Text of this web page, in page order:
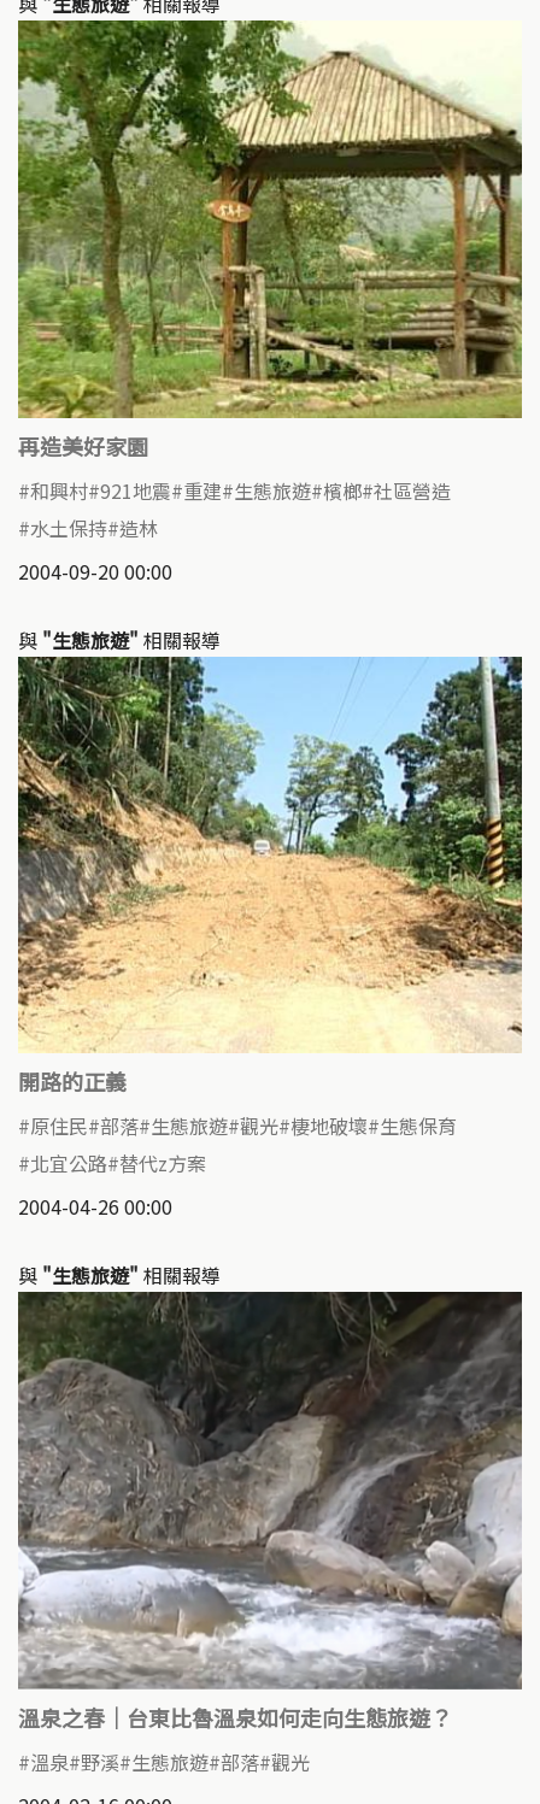
再造美好家園
和興村 921地震 重建 生態旅遊 檳榔 社區營造
水土保持 造林
2004-09-20 00:00
與 "生態旅遊" 相關報導
開路的正義
原住民 部落 生態旅遊 觀光 棲地破壞 生態保育
北宜公路 替代z方案
2004-04-26 00:00
與 "生態旅遊" 相關報導
溫泉之春｜台東比魯溫泉如何走向生態旅遊？
溫泉 野溪 生態旅遊 部落 觀光